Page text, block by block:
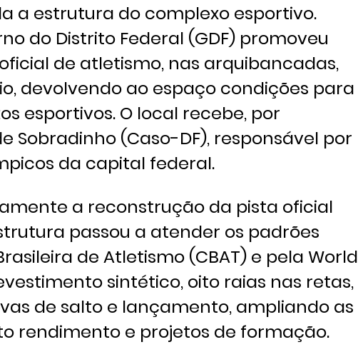
a estrutura do complexo esportivo.
do Distrito Federal (GDF) promoveu
de atletismo, nas arquibancadas,
devolvendo ao espaço condições para
esportivos. O local recebe, por
Sobradinho (Caso-DF), responsável por
da capital federal.
a reconstrução da pista oficial
passou a atender os padrões
de Atletismo (CBAT) e pela World
sintético, oito raias nas retas,
de salto e lançamento, ampliando as
rendimento e projetos de formação.